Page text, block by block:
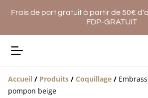
Frais de port gratuit à partir de 50€
FDP-GRATUIT
Accueil / Produits / Coquillage /
pompon beige